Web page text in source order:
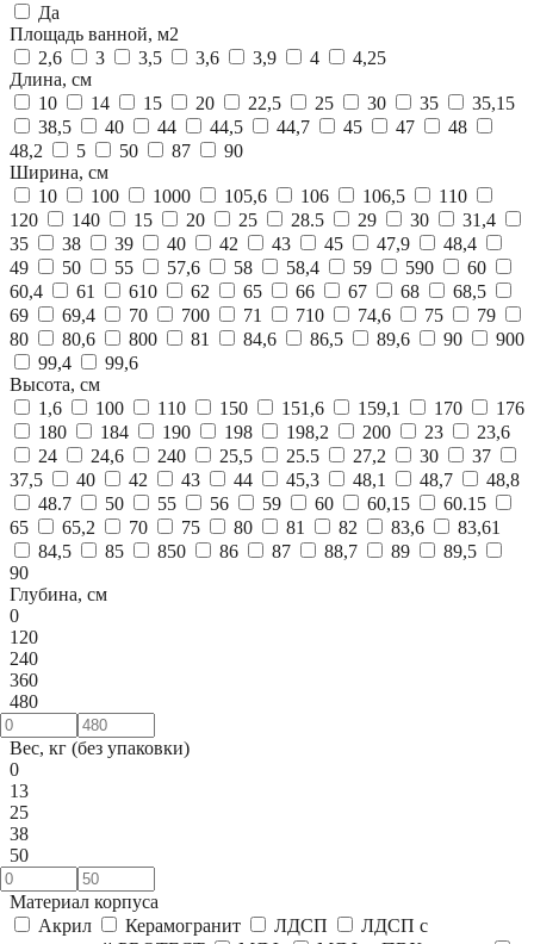
Да
Площадь ванной, м2
2,6
3 3,5 3,6 3,9 4
4,25
Длина, см
10
14 15 20 22,5 25 30 35
35,15
38,5
40 44 44,5 44,7 45 47
48
48,2
5 50 87
90
Ширина, см
10
100 1000 105,6 106 106,5
110
120
140 15 20 25 28.5 29 30
31,4
35
38 39 40 42 43 45 47,9
48,4
49
50 55 57,6 58 58,4 59 590
60
60,4
61 610 62 65 66 67 68
68,5
69
69,4 70 700 71 710 74,6 75
79
80
80,6 800 81 84,6 86,5 89,6 90
900
99,4
99,6
Высота, см
1,6
100 110 150 151,6 159,1 170
176
180
184 190 198 198,2 200 23
23,6
24
24,6 240 25,5 25.5 27,2 30
37
37,5
40 42 43 44 45,3 48,1 48,7
48,8
48.7
50 55 56 59 60 60,15
60.15
65
65,2 70 75 80 81 82 83,6
83,61
84,5
85 850 86 87 88,7 89
89,5
90
Глубина, см
0
120
240
360
480
Вес, кг (без упаковки)
0
13
25
38
50
Материал корпуса
Акрил
Керамогранит ЛДСП
ЛДСП с